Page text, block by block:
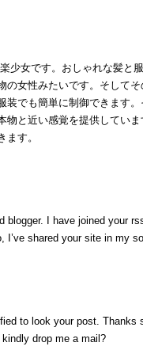
少女です。おしゃれな髪と
の女性みたいです。そして
装でも簡単に制御できます
物と近い感覚を提供してい
す。
blogger. I have joined your
shared your site in my
to look your post. Thanks
drop me a mail?